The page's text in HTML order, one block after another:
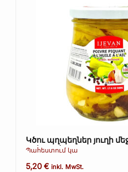
Կծու պղպեղներ յուղի
գ։ (Kopie)
Պահեստում կա
5,20€ inkl. MwSt.